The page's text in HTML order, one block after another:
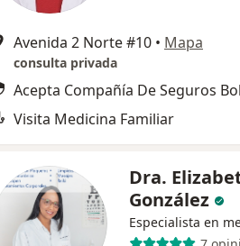
Avenida 2 Norte #10 • Mapa
consulta privada
Acepta Compañía De Seguros
Visita Medicina Familiar
Dra.
González
Especialista en